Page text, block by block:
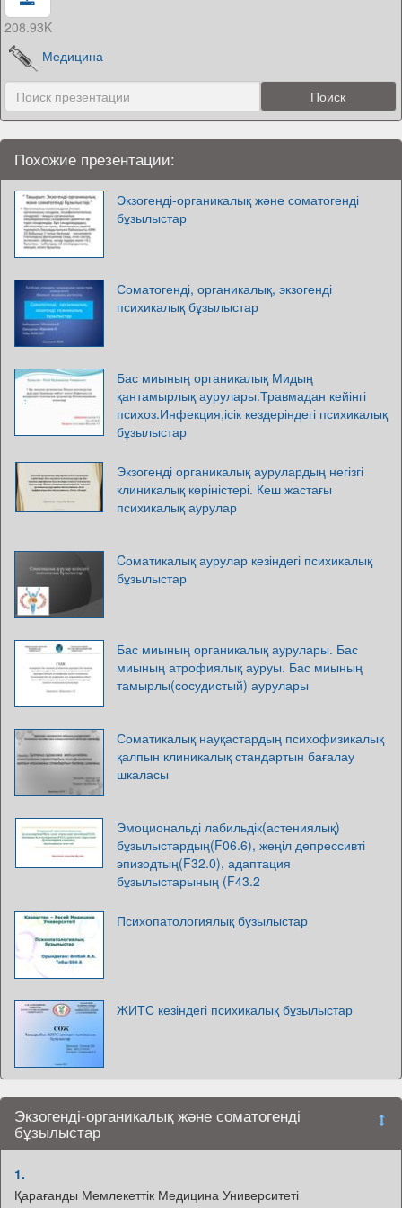
208.93K
Медицина
Похожие презентации:
Экзогенді-органикалық және соматогенді
бұзылыстар
Соматогенді, органикалық, экзогенді
психикалық бұзылыстар
Бас миының органикалық Мидың
қантамырлық аурулары.Травмадан кейінгі
психоз.Инфекция,ісік кездеріндегі психикалық
бұзылыстар
Экзогенді органикалық аурулардың негізгі
клиникалық көріністері. Кеш жастағы
психикалық аурулар
Cоматикалық аурулар кезіндегі психикалық
бұзылыстар
Бас миының органикалық аурулары. Бас
миының атрофиялық ауруы. Бас миының
тамырлы(сосудистый) аурулары
Соматикалық науқастардың психофизикалық
қалпын клиникалық стандартын бағалау
шкаласы
Эмоциональді лабильдік(астениялық)
бұзылыстардың(F06.6), жеңіл депрессивті
эпизодтың(F32.0), адаптация
бұзылыстарының (F43.2
Психопатологиялық бузылыстар
ЖИТС кезіндегі психикалық бұзылыстар
Экзогенді-органикалық және соматогенді
бұзылыстар
1.
Қарағанды Мемлекеттік Медицина Университеті